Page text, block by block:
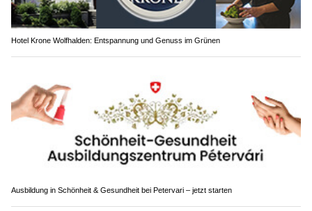
Hotel Krone Wolfhalden: Entspannung und Genuss im Grünen
Ausbildung in Schönheit & Gesundheit bei Petervari – jetzt starten